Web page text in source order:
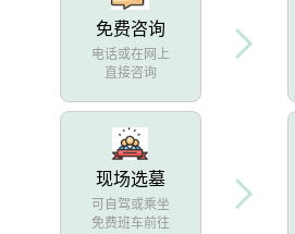
免费咨询
电话或在网上
直接咨询
现场选墓
可自驾或乘坐
免费班车前往